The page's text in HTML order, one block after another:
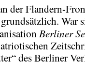
der Flandern-
War
Berliner
des Berliner